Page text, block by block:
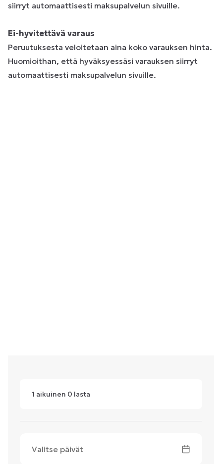
siirryt automaattisesti maksupalvelun sivuille.
Ei-hyvitettävä varaus
Peruutuksesta veloitetaan aina koko varauksen hinta.
Huomioithan, että hyväksyessäsi varauksen siirryt
automaattisesti maksupalvelun sivuille.
1 aikuinen 0 lasta
Valitse päivät